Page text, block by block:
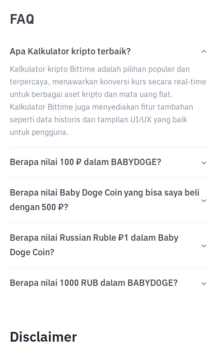
FAQ
Apa Kalkulator kripto terbaik?
Kalkulator kripto Bittime adalah pilihan populer dan
terpercaya, menawarkan konversi kurs secara real-time
untuk berbagai aset kripto dan mata uang fiat.
Kalkulator Bittime juga menyediakan fitur tambahan
seperti data historis dan tampilan UI/UX yang baik
untuk pengguna.
Berapa nilai 100 ₽ dalam BABYDOGE?
Berapa nilai Baby Doge Coin yang bisa saya beli
dengan 500 ₽?
Berapa nilai Russian Ruble ₽1 dalam Baby
Doge Coin?
Berapa nilai 1000 RUB dalam BABYDOGE?
Disclaimer